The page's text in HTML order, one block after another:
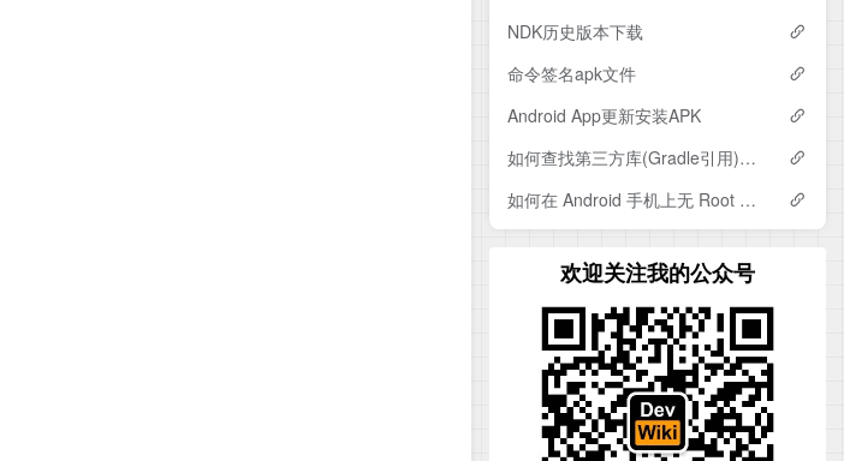
NDK历史版本下载
命令签名apk文件
Android App更新安装APK
如何查找第三方库(Gradle引用)的依赖?
如何在 Android 手机上无 Root 抓包?
欢迎关注我的公众号